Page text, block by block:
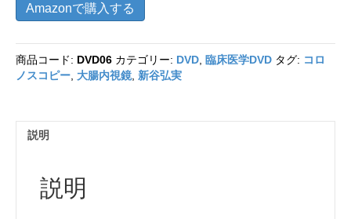
Amazonで購入する
商品コード: DVD06 カテゴリー: DVD 臨床医学DVD タグ: コロ
ノスコピー 大腸内視鏡, 新谷弘実
説明
説明